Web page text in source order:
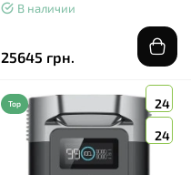
В наличии
25645 грн.
24
24
Top